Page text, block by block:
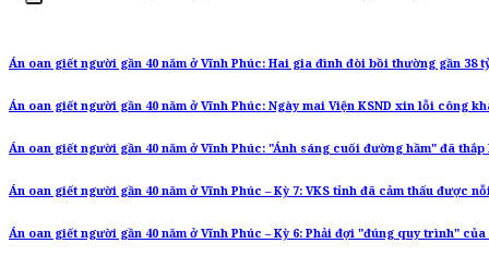
Án oan giết người gần 40 năm ở Vĩnh Phúc: Hai gia đình đòi bồi thường gần 38
Án oan giết người gần 40 năm ở Vĩnh Phúc: Ngày mai Viện KSND xin lỗi công
Án oan giết người gần 40 năm ở Vĩnh Phúc: "Ánh sáng cuối đường hầm" đã
Án oan giết người gần 40 năm ở Vĩnh Phúc – Kỳ 7: VKS tỉnh đã cảm thấu được
Án oan giết người gần 40 năm ở Vĩnh Phúc – Kỳ 6: Phải đợi "đúng quy trình"